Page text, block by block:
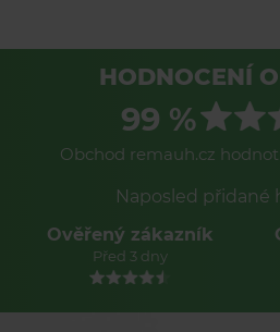
HODNOCENÍ
99 %
Obchod remauh.cz
Naposled přidané
Ověřený zákazník
Před 3 dny